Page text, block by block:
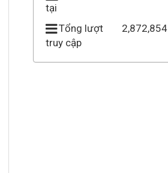
tại
Tổng lượt
truy cập
2,872,854